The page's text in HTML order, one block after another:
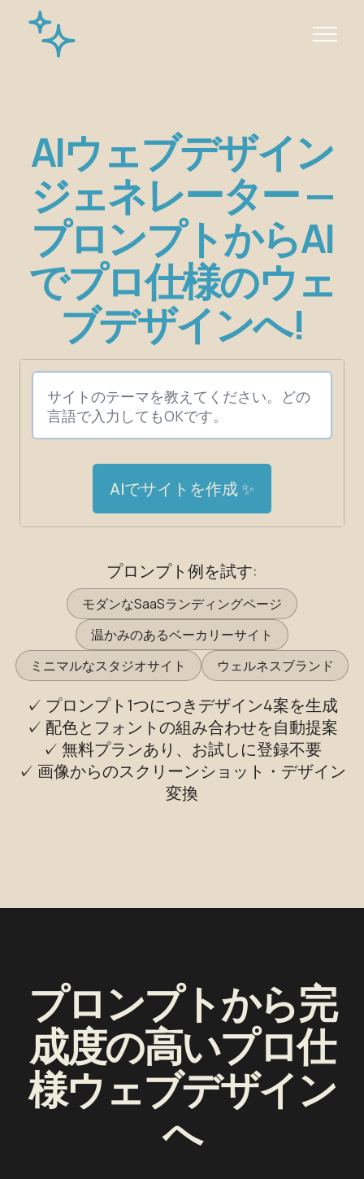
AIウェブデザイン
ジェネレーター —
プロンプトからAI
でプロ仕様のウェ
ブデザインへ!
AIでサイトを作成 ✨
プロンプト例を試す:
モダンなSaaSランディングページ
温かみのあるベーカリーサイト
ミニマルなスタジオサイト
ウェルネスブランド
✓ プロンプト1つにつきデザイン4案を生成
✓ 配色とフォントの組み合わせを自動提案
✓ 無料プランあり、お試しに登録不要
✓ 画像からのスクリーンショット・デザイン
変換
プロンプトから完
成度の高いプロ仕
様ウェブデザイン
へ